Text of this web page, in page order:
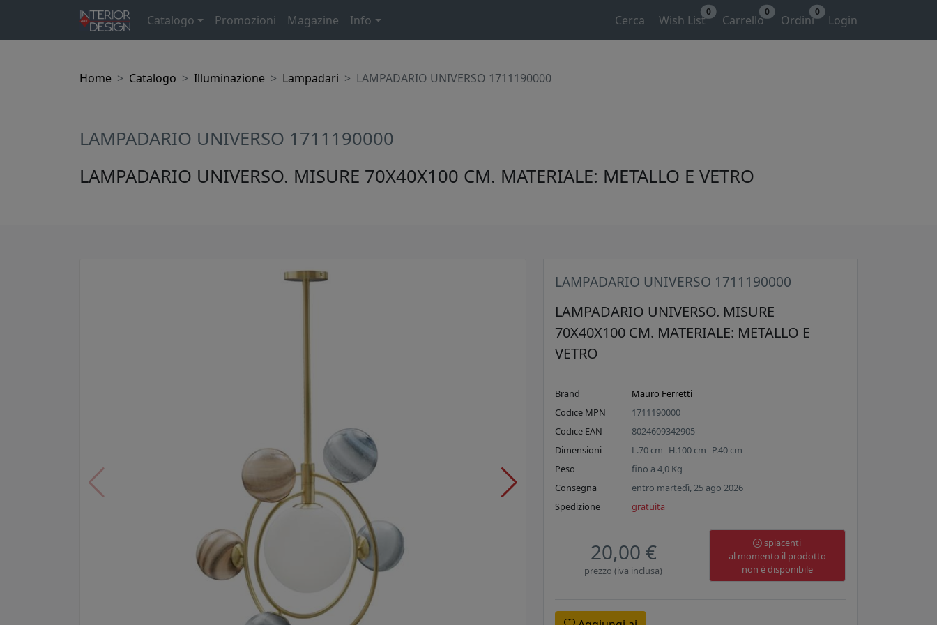
Catalogo Promozioni Magazine Info Cerca Wish List
0
Carrello
0
Ordini
0
Login
Home Catalogo Illuminazione Lampadari LAMPADARIO UNIVERSO 1711190000
LAMPADARIO UNIVERSO 1711190000
LAMPADARIO UNIVERSO. MISURE 70X40X100 CM. MATERIALE: METALLO E VETRO
LAMPADARIO UNIVERSO 1711190000
LAMPADARIO UNIVERSO. MISURE
70X40X100 CM. MATERIALE: METALLO E
VETRO
Brand
Mauro Ferretti
Codice MPN
1711190000
Codice EAN
8024609342905
Dimensioni
L.70 cm H.100 cm P.40 cm
Peso
fino a4,0 Kg
Consegna
entro martedì, 25 ago 2026
Spedizione
gratuita
20,00 €
prezzo (iva inclusa)
spiacenti
al momento il prodotto
non è disponibile